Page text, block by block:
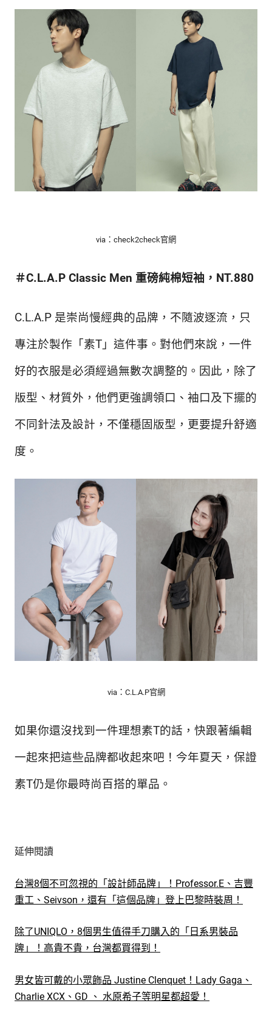
via：check2check官網
＃C.L.A.P Classic Men 重磅純棉短袖，NT.880
C.L.A.P 是崇尚慢經典的品牌，不隨波逐流，只
專注於製作「素T」這件事。對他們來說，一件
好的衣服是必須經過無數次調整的。因此，除了
版型、材質外，他們更強調領口、袖口及下擺的
不同針法及設計，不僅穩固版型，更要提升舒適
度。
via：C.L.A.P官網
如果你還沒找到一件理想素T的話，快跟著編輯
一起來把這些品牌都收起來吧！今年夏天，保證
素T仍是你最時尚百搭的單品。
延伸閱讀
台灣8個不可忽視的「設計師品牌」！Professor.E、吉豐
重工、Seivson，還有「這個品牌」登上巴黎時裝周！
除了UNIQLO，8個男生值得手刀購入的「日系男裝品
牌」！高貴不貴，台灣都買得到！
男女皆可戴的小眾飾品 Justine Clenquet！Lady Gaga、
Charlie XCX、GD 、 水原希子等明星都超愛！